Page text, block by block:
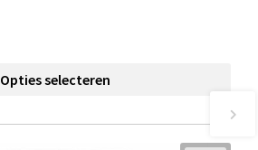
Opties selecteren